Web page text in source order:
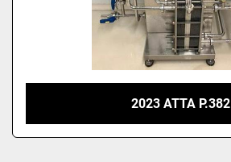
2023 ATTA P.382